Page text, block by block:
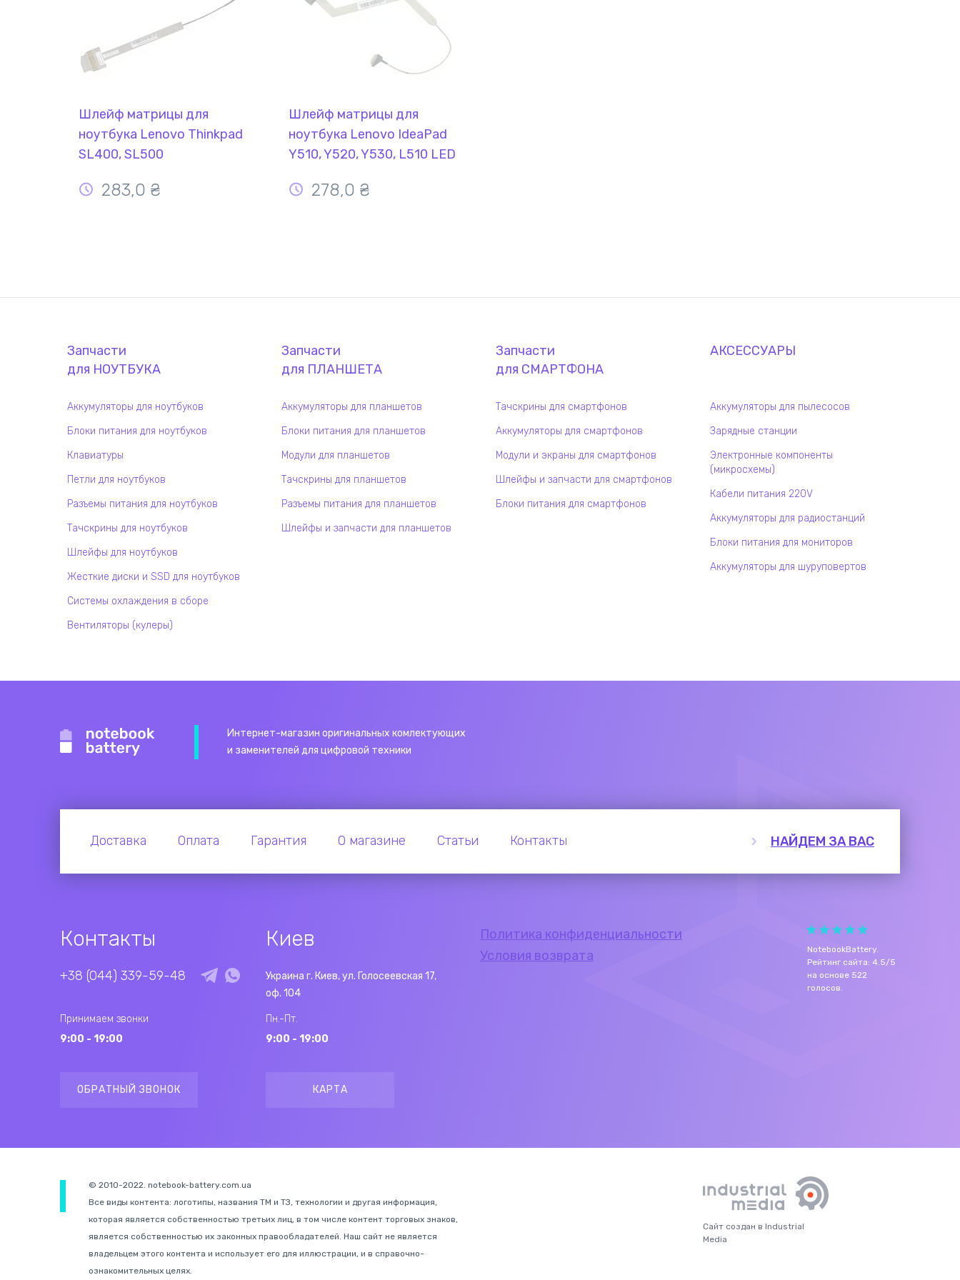
Шлейф матрицы для
ноутбука Lenovo Thinkpad
SL400, SL500
283,0 ₴
Шлейф матрицы для
ноутбука Lenovo IdeaPad
Y510, Y520, Y530, L510 LED
278,0 ₴
Запчасти
для НОУТБУКА
Аккумуляторы для ноутбуков
Блоки питания для ноутбуков
Клавиатуры
Петли для ноутбуков
Разъемы питания для ноутбуков
Тачскрины для ноутбуков
Шлейфы для ноутбуков
Жесткие диски и SSD для ноутбуков
Системы охлаждения в сборе
Вентиляторы (кулеры)
Запчасти
для ПЛАНШЕТА
Аккумуляторы для планшетов
Блоки питания для планшетов
Модули для планшетов
Тачскрины для планшетов
Разъемы питания для планшетов
Шлейфы и запчасти для планшетов
Запчасти
для СМАРТФОНА
Тачскрины для смартфонов
Аккумуляторы для смартфонов
Модули и экраны для смартфонов
Шлейфы и запчасти для смартфонов
Блоки питания для смартфонов
АКСЕССУАРЫ
Аккумуляторы для пылесосов
Зарядные станции
Электронные компоненты
(микросхемы)
Кабели питания 220V
Аккумуляторы для радиостанций
Блоки питания для мониторов
Аккумуляторы для шуруповертов
Интернет-магазин оригинальных комлектующих
и заменителей для цифровой техники
Доставка Оплата Гарантия О магазине Статьи Контакты НАЙДЕМ ЗА ВАС
Контакты
+38 (044) 339-59-48
Принимаем звонки
9:00 - 19:00
ОБРАТНЫЙ ЗВОНОК
Киев
Украина г. Киев, ул. Голосеевская 17,
оф. 104
Пн.-Пт.
9:00 - 19:00
КАРТА
Политика конфиденциальности
Условия возврата
NotebookBattery.
Рейтинг сайта: 4.5/5
на основе 522
голосов.
© 2010-2022. notebook-battery.com.ua
Все виды контента: логотипы, названия ТМ и ТЗ, технологии и другая информация,
которая является собственностью третьих лиц, в том числе контент торговых знаков,
является собственностью их законных правообладателей. Наш сайт не является
владельцем этого контента и использует его для иллюстрации, и в справочно-
ознакомительных целях.
Сайт создан в Industrial
Media